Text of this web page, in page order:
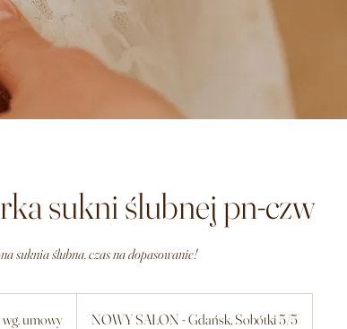
sukni ślubnej pn-czw
suknia ślubna, czas na dopasowanie!
wg. umowy NOWY SALON - Gdańsk, Sobótki 5/5